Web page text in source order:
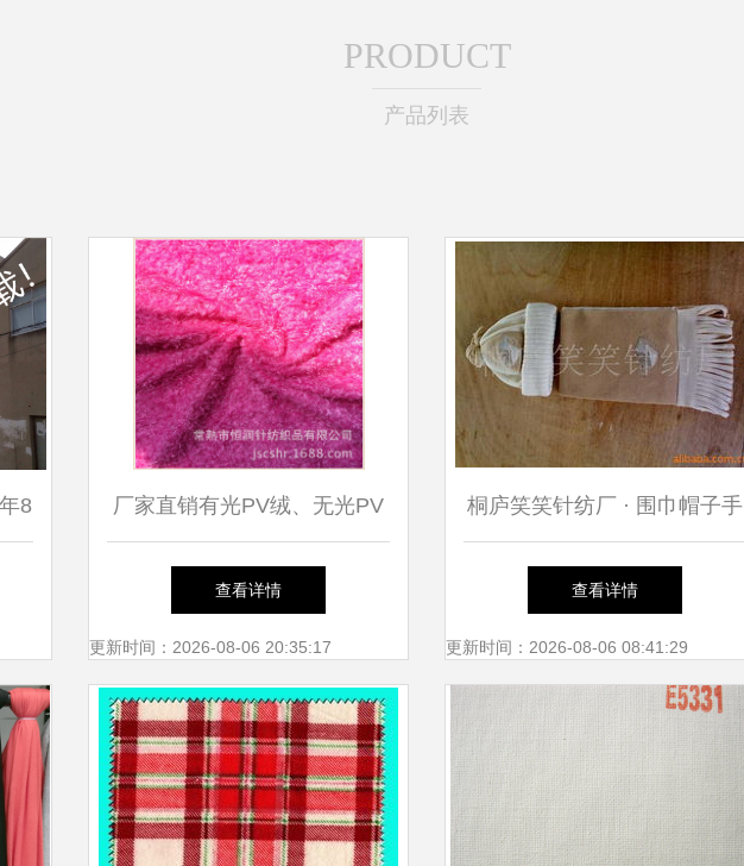
PRODUCT
产品列表
8 厂家直销有光PV绒、无光PV
绒与半光PV绒 品质保证，优
先挑选
查看详情
更新时间：2026-08-06 20:35:17
桐庐笑笑针纺厂 · 围巾帽子手
套套件产品列表 & 针纺织品调
性指南
查看详情
更新时间：2026-08-06 08:41:29